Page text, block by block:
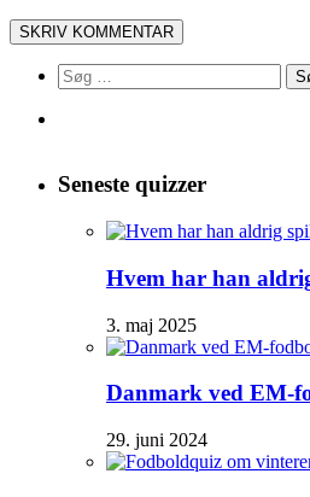
Søg
efter:
Seneste quizzer
Hvem har han
3. maj 2025
Danmark ved EM-
29. juni 2024